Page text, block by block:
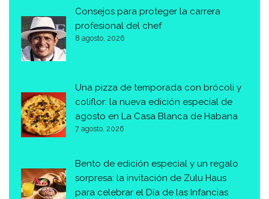
Consejos para proteger la carrera
profesional del chef
8 agosto, 2026
Una pizza de temporada con brócoli y
coliflor: la nueva edición especial de
agosto en La Casa Blanca de Habana
7 agosto, 2026
Bento de edición especial y un regalo
sorpresa: la invitación de Zulu Haus
para celebrar el Día de las Infancias